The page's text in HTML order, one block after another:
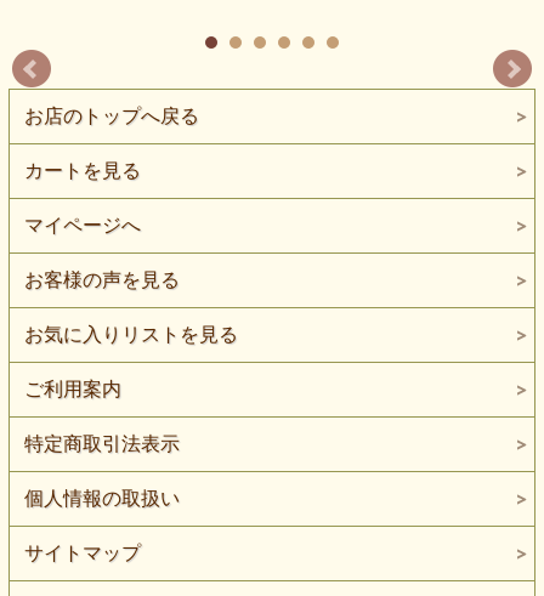
お店のトップへ戻る
カートを見る
マイページへ
お客様の声を見る
お気に入りリストを見る
ご利用案内
特定商取引法表示
個人情報の取扱い
サイトマップ